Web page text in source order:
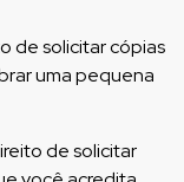
de solicitar cópias
uma pequena
de solicitar